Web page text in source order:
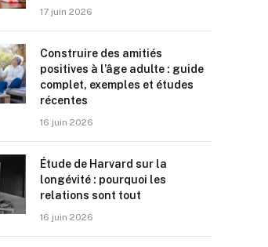
17 juin 2026
Construire des amitiés
positives à l’âge adulte : guide
complet, exemples et études
récentes
16 juin 2026
Étude de Harvard sur la
longévité : pourquoi les
relations sont tout
16 juin 2026